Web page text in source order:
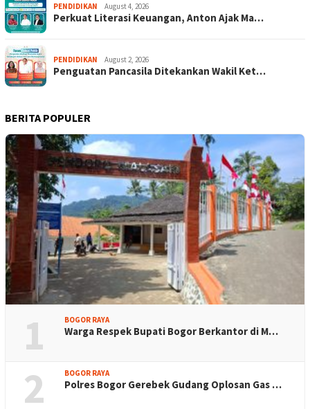
PENDIDIKAN August 4, 2026
Perkuat Literasi Keuangan, Anton Ajak Ma…
PENDIDIKAN August 2, 2026
Penguatan Pancasila Ditekankan Wakil Ket…
BERITA POPULER
1 BOGOR RAYA
Warga Respek Bupati Bogor Berkantor di M…
2 BOGOR RAYA
Polres Bogor Gerebek Gudang Oplosan Gas …